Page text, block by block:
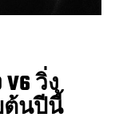
V6 วิ่ง
ต้นปีนี้